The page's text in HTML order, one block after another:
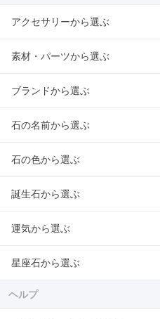
アクセサリーから選ぶ
素材・パーツから選ぶ
ブランドから選ぶ
石の名前から選ぶ
石の色から選ぶ
誕生石から選ぶ
運気から選ぶ
星座石から選ぶ
ヘルプ